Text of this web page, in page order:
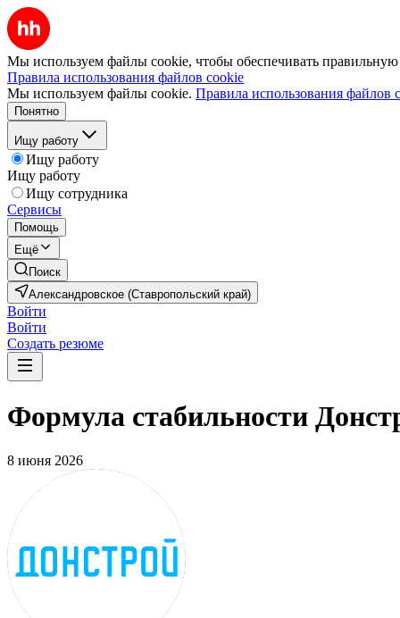
Мы используем файлы cookie, чтобы обеспечивать правильную
Правила использования файлов cookie
Мы используем файлы cookie. Правила использования файлов
Понятно
Ищу работу
Ищу работу
Ищу работу
Ищу сотрудника
Сервисы
Помощь
Ещё
Поиск
Александровское (Ставропольский край)
Войти
Войти
Создать резюме
Формула стабильности
8 июня 2026